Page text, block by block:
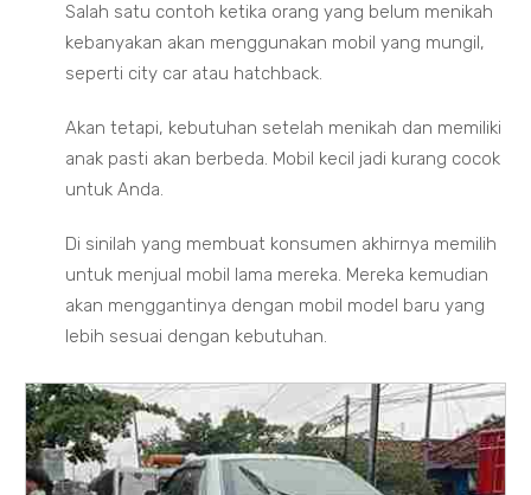
Salah satu contoh ketika orang yang belum menikah
kebanyakan akan menggunakan mobil yang mungil,
seperti city car atau hatchback.
Akan tetapi, kebutuhan setelah menikah dan memiliki
anak pasti akan berbeda. Mobil kecil jadi kurang cocok
untuk Anda.
Di sinilah yang membuat konsumen akhirnya memilih
untuk menjual mobil lama mereka. Mereka kemudian
akan menggantinya dengan mobil model baru yang
lebih sesuai dengan kebutuhan.